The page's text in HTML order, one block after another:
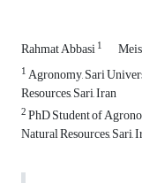
Rahmat Abbasi1
1Agronomy, Sari
Resources, Sari, Iran
2PhD Student of
Natural Resources, Sari,